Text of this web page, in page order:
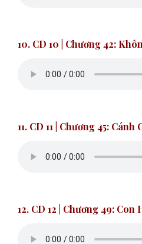
10. CD 10 Chương 42:
11. CD 11 Chương 45: Cánh
12. CD 12 | Chương 49: